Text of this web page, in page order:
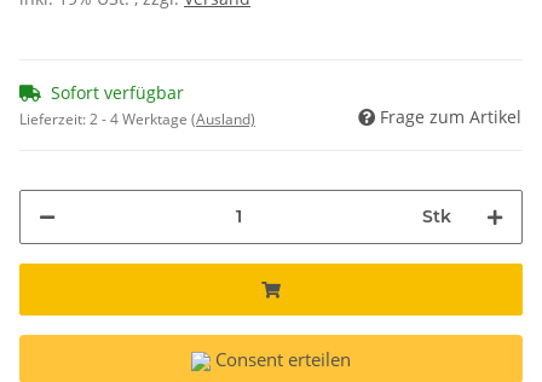
Sofort verfügbar
Lieferzeit:2 - 4 Werktage (Ausland) Frage zum Artikel
Stk
Consent erteilen